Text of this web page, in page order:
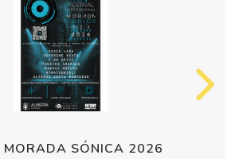
MORADA SÓNICA 2026